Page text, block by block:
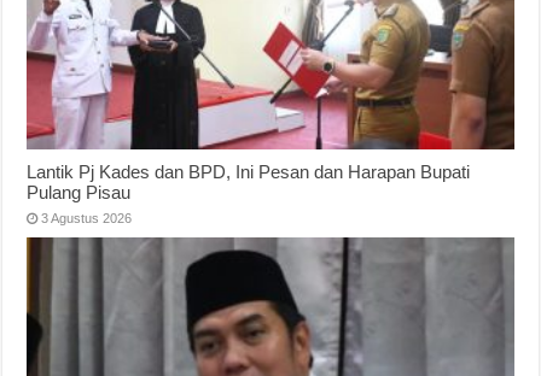
Lantik Pj Kades dan BPD, Ini Pesan dan Harapan Bupati
Pulang Pisau
3 Agustus 2026